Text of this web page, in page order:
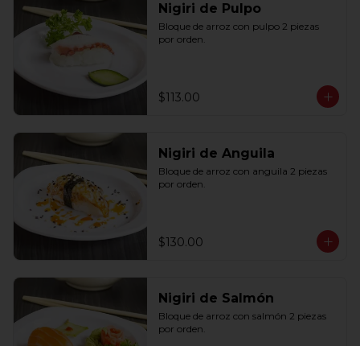
Nigiri de Pulpo
Bloque de arroz con pulpo 2 piezas
por orden.
$113.00
Nigiri de Anguila
Bloque de arroz con anguila 2 piezas
por orden.
$130.00
Nigiri de Salmón
Bloque de arroz con salmón 2 piezas
por orden.